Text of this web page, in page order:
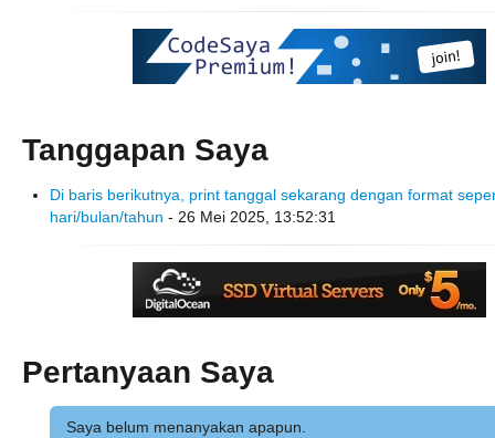
Tanggapan Saya
Di baris berikutnya, print tanggal sekarang dengan format
hari/bulan/tahun - 26 Mei 2025, 13:52:31
Pertanyaan Saya
Saya belum menanyakan apapun.